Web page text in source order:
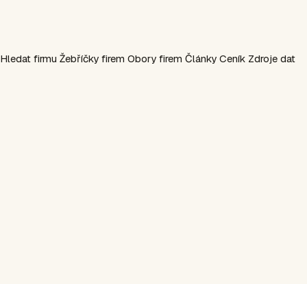
Hledat firmu Žebříčky firem Obory firem Články Ceník Zdroje dat